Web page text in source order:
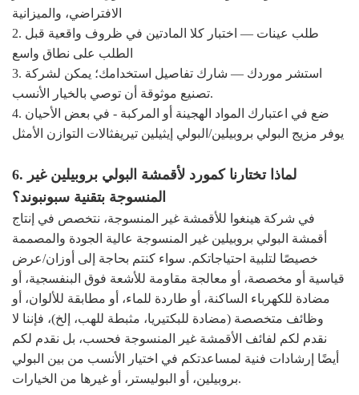
الافتراضي، والميزانية
2. طلب ​​عينات — اختبار كلا المادتين في ظروف واقعية قبل
الطلب على نطاق واسع
3. استشر موردك — شارك تفاصيل استخدامك؛ يمكن لشركة
تصنيع موثوقة أن توصي بالخيار الأنسب.
4. ضع في اعتبارك المواد الهجينة أو المركبة - في بعض الأحيان
يوفر مزيج البولي بروبيلين/البولي إيثيلين تيريفثالات التوازن الأمثل
6. لماذا تختارنا كمورد لأقمشة البولي بروبيلين غير
المنسوجة بتقنية سبونبوند؟
في شركة هينغوا للأقمشة غير المنسوجة، نتخصص في إنتاج
أقمشة البولي بروبيلين غير المنسوجة عالية الجودة والمصممة
خصيصًا لتلبية احتياجاتكم. سواء كنتم بحاجة إلى أوزان/عرض
قياسية أو مخصصة، أو معالجة مقاومة للأشعة فوق البنفسجية، أو
مضادة للكهرباء الساكنة، أو طاردة للماء، أو مطابقة للألوان، أو
وظائف متخصصة (مضادة للبكتيريا، مثبطة للهب، إلخ)، فإننا لا
نقدم لكم لفائف الأقمشة غير المنسوجة فحسب، بل نقدم لكم
أيضًا إرشادات فنية لمساعدتكم في اختيار الأنسب من بين البولي
بروبيلين، أو البوليستر، أو غيرها من الخيارات.